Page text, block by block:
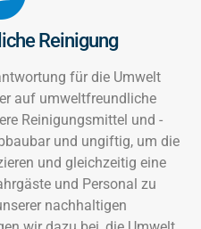
Reinigung
für die Umwelt
auf umweltfreundliche
Reinigungsmittel und -
und ungiftig, um die
und gleichzeitig eine
und Personal zu
nachhaltigen